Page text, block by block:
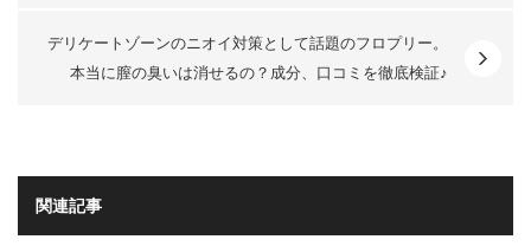
デリケートゾーンのニオイ対策として話題のフロプリー。
本当に膣の臭いは消せるの？成分、口コミを徹底検証♪
関連記事